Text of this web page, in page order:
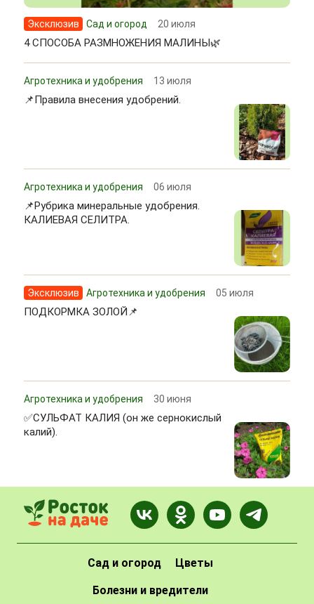
Эксклюзив Сад и огород 20 июля
4 СПОСОБА РАЗМНОЖЕНИЯ МАЛИНЫ🌿
Агротехника и удобрения 13 июля
📌Правила внесения удобрений.
Агротехника и удобрения 06 июля
📌Рубрика минеральные удобрения.
КАЛИЕВАЯ СЕЛИТРА.
Эксклюзив Агротехника и удобрения 05 июля
ПОДКОРМКА ЗОЛОЙ📌
Агротехника и удобрения 30 июня
✅СУЛЬФАТ КАЛИЯ (он же сернокислый
калий).
Сад и огород Цветы
Болезни и вредители